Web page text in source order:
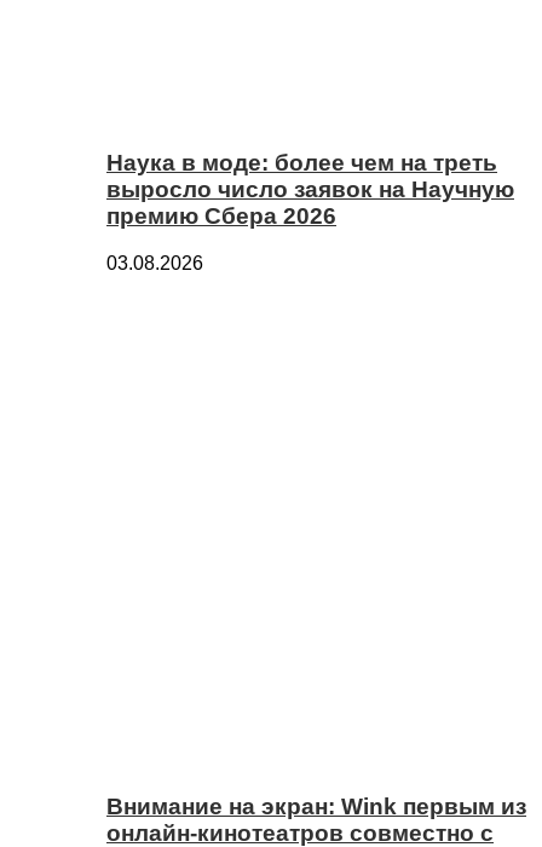
Наука в моде: более чем на треть
выросло число заявок на Научную
премию Сбера 2026
03.08.2026
Внимание на экран: Wink первым из
онлайн-кинотеатров совместно с